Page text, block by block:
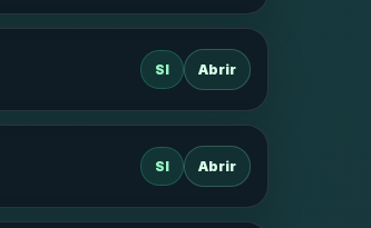
SI Abrir
SI Abrir